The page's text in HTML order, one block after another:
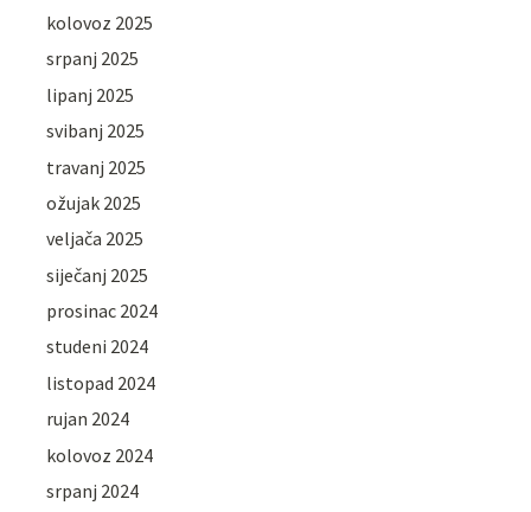
kolovoz 2025
srpanj 2025
lipanj 2025
svibanj 2025
travanj 2025
ožujak 2025
veljača 2025
siječanj 2025
prosinac 2024
studeni 2024
listopad 2024
rujan 2024
kolovoz 2024
srpanj 2024